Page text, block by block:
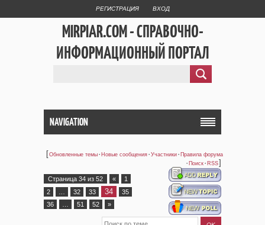
РЕГИСТРАЦИЯ ВХОД
MIRPIAR.COM - СПРАВОЧНО-
ИНФОРМАЦИОННЫЙ ПОРТАЛ
NAVIGATION
[Обновленные темы·Новые сообщения·Участники·Правила форума
·Поиск·RSS]
Страница 34 из 52 «
1
2
32 33 34
35
36
51 52 »